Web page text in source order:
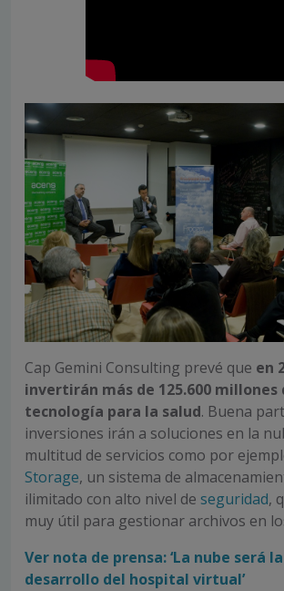
Cap Gemini Consulting prevé que en
invertirán más de 125.600 millones
tecnología para la salud. Buena
inversiones irán a soluciones en la
multitud de servicios como por
Storage, un sistema de
ilimitado con alto nivel de seguridad,
muy útil para gestionar archivos en
Ver nota de prensa: ‘La nube será
desarrollo del hospital virtual’